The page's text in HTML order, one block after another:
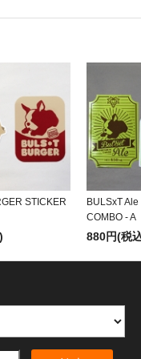
STICKER
BULSxT
COMBO - A
880円(税